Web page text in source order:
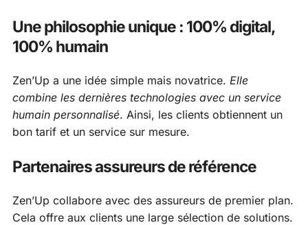
Une philosophie unique : 100% digital,
100% humain
Zen’Up a une idée simple mais novatrice. Elle
combine les dernières technologies avec un service
humain personnalisé. Ainsi, les clients obtiennent un
bon tarif et un service sur mesure.
Partenaires assureurs de référence
Zen’Up collabore avec des assureurs de premier plan.
Cela offre aux clients une large sélection de solutions.